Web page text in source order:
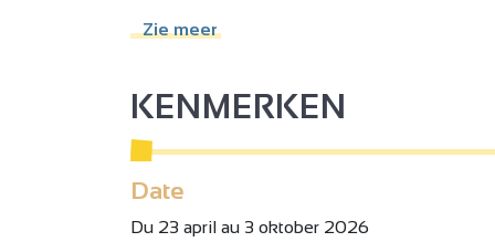
Zondag 16 augustus 2026 van 20.00 tot 21.00
Vrijdag 28 augustus 2026 van 20.00 tot 21.00
Zondag 30 augustus 2026 van 17.30 tot 18.30
Zie meer
KENMERKEN
Date
Du 23 april au 3 oktober 2026